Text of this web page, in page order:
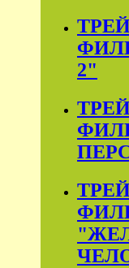
2"